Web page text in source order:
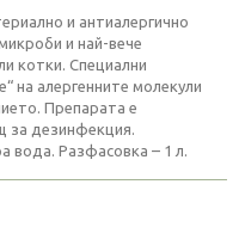
и антиалергично
и най-вече
котки. Специални
на алергенните молекули
Препарата е
за дезинфекция.
вода. Разфасовка – 1 л.